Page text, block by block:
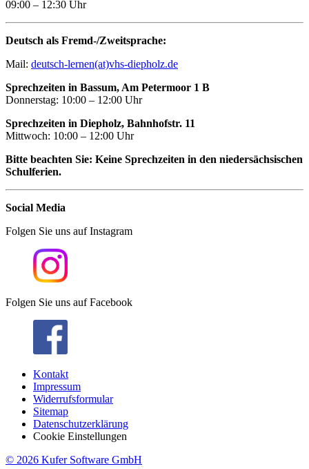
09:00 – 12:30 Uhr
Deutsch als Fremd-/Zweitsprache:
Mail: deutsch-lernen(at)vhs-diepholz.de
Sprechzeiten in Bassum, Am Petermoor 1 B
Donnerstag: 10:00 – 12:00 Uhr
Sprechzeiten in Diepholz, Bahnhofstr. 11
Mittwoch: 10:00 – 12:00 Uhr
Bitte beachten Sie: Keine Sprechzeiten in den niedersächsischen
Schulferien.
Social Media
Folgen Sie uns auf Instagram
Folgen Sie uns auf Facebook
Kontakt
Impressum
Widerrufsformular
Sitemap
Datenschutzerklärung
Cookie Einstellungen
© 2026 Kufer Software GmbH